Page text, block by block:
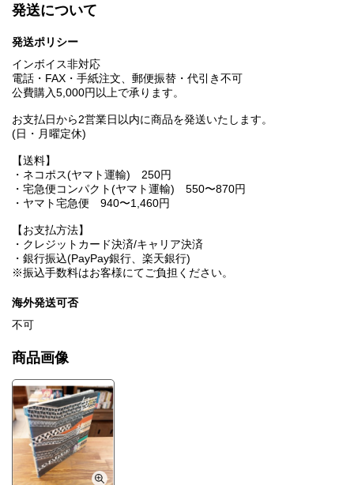
発送について
発送ポリシー
インボイス非対応
電話・FAX・手紙注文、郵便振替・代引き不可
公費購入5,000円以上で承ります。
お支払日から2営業日以内に商品を発送いたします。
(日・月曜定休)
【送料】
・ネコポス(ヤマト運輸) 250円
・宅急便コンパクト(ヤマト運輸) 550〜870円
・ヤマト宅急便 940〜1,460円
【お支払方法】
・クレジットカード決済/キャリア決済
・銀行振込(PayPay銀行、楽天銀行)
※振込手数料はお客様にてご負担ください。
海外発送可否
不可
商品画像